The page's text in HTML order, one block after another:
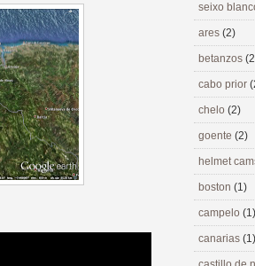
seixo
ares (2)
betanzos
cabo prior
chelo (2)
goente (2)
helmet
boston (1)
campelo (1)
canarias (1)